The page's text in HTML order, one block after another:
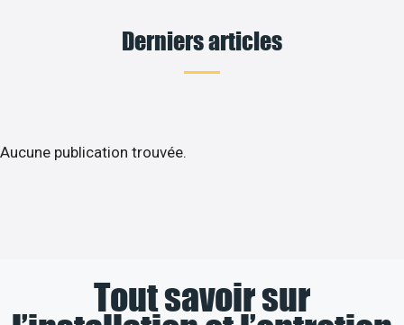
Derniers articles
Aucune publication trouvée.
Tout savoir sur